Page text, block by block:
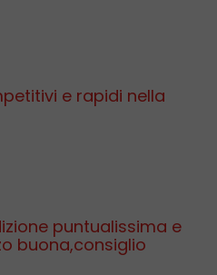
e rapidi nella
puntualissima e
buona,consiglio